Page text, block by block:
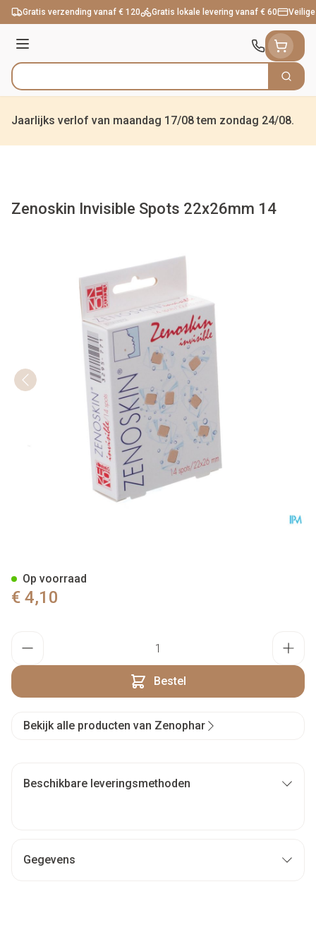
Ga naar de inhoud
Gratis verzending vanaf € 120 Gratis lokale levering vanaf € 60
Menu
Product, merk, categorie... Zoek
Jaarlijks verlof van maandag 17/08 tem zondag 24/08.
Zenoskin Invisible Spots 22x26mm 14
€ 4,10
Bestel
Op voorraad
Bekijk alle producten van Zenophar
Beschikbare leveringsmethoden
Gegevens